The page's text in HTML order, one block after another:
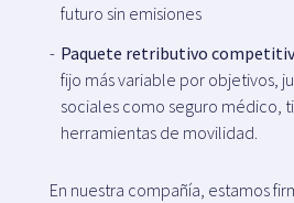
futuro sin emisiones
Paquete retributivo
fijo más variable por objetivos,
sociales como seguro médico,
herramientas de movilidad.
En nuestra compañía, estamos